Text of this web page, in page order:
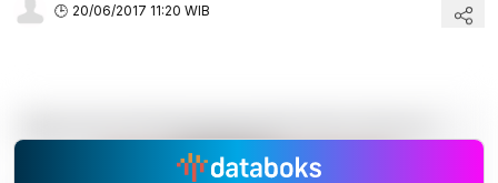
20/06/2017 11:20 WIB